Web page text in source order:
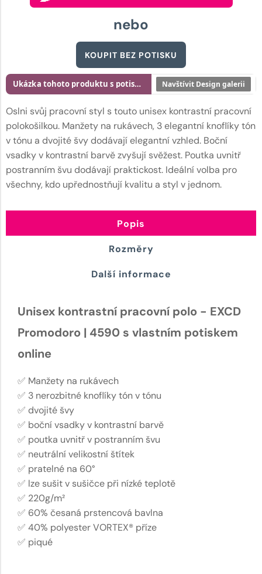
nebo
KOUPIT BEZ POTISKU
Oslni svůj pracovní styl s touto unisex kontrastní pracovní
polokošilkou. Manžety na rukávech, 3 elegantní knoflíky tón
v tónu a dvojité švy dodávají elegantní vzhled. Boční
vsadky v kontrastní barvě zvyšují svěžest. Poutka uvnitř
postranním švu dodávají praktickost. Ideální volba pro
všechny, kdo upřednostňují kvalitu a styl v jednom.
Ukázka tohoto produktu s potiskem Navštívit Design galerii
Popis
Rozměry
Další informace
Unisex kontrastní pracovní polo - EXCD
Promodoro | 4590 s vlastním potiskem
online
✅ Manžety na rukávech
✅ 3 nerozbitné knoflíky tón v tónu
✅ dvojité švy
✅ boční vsadky v kontrastní barvě
✅ poutka uvnitř v postranním švu
✅ neutrální velikostní štítek
✅ pratelné na 60°
✅ lze sušit v sušičce při nízké teplotě
✅ 220g/m²
✅ 60% česaná prstencová bavlna
✅ 40% polyester VORTEX® příze
✅ piqué